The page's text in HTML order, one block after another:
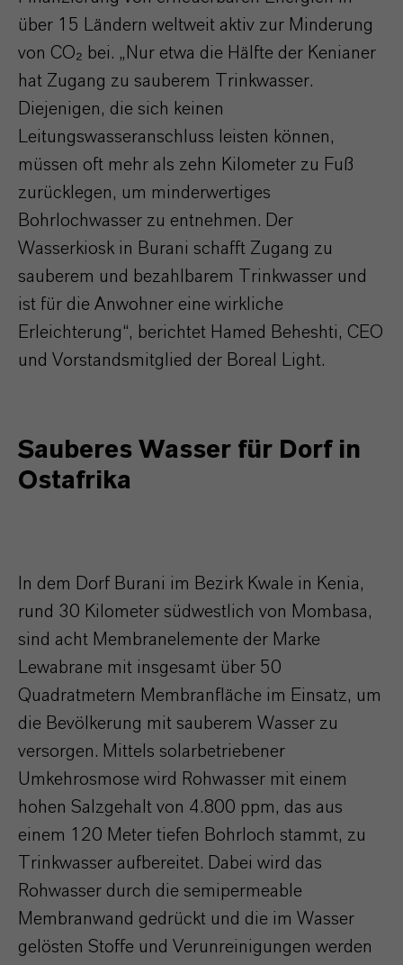
über 15 Ländern weltweit aktiv zur Minderung
von CO₂ bei. „Nur etwa die Hälfte der Kenianer
hat Zugang zu sauberem Trinkwasser.
Diejenigen, die sich keinen
Leitungswasseranschluss leisten können,
müssen oft mehr als zehn Kilometer zu Fuß
zurücklegen, um minderwertiges
Bohrlochwasser zu entnehmen. Der
Wasserkiosk in Burani schafft Zugang zu
sauberem und bezahlbarem Trinkwasser und
ist für die Anwohner eine wirkliche
Erleichterung“, berichtet Hamed Beheshti, CEO
und Vorstandsmitglied der Boreal Light.
Sauberes Wasser für Dorf in
Ostafrika
In dem Dorf Burani im Bezirk Kwale in Kenia,
rund 30 Kilometer südwestlich von Mombasa,
sind acht Membranelemente der Marke
Lewabrane mit insgesamt über 50
Quadratmetern Membranfläche im Einsatz, um
die Bevölkerung mit sauberem Wasser zu
versorgen. Mittels solarbetriebener
Umkehrosmose wird Rohwasser mit einem
hohen Salzgehalt von 4.800 ppm, das aus
einem 120 Meter tiefen Bohrloch stammt, zu
Trinkwasser aufbereitet. Dabei wird das
Rohwasser durch die semipermeable
Membranwand gedrückt und die im Wasser
gelösten Stoffe und Verunreinigungen werden